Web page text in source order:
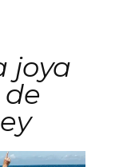
joya